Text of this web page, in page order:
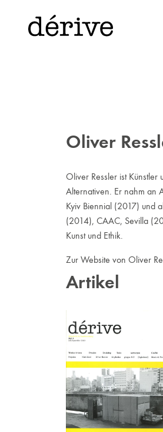
Oliver
Oliver Ressler ist
Alternativen. Er nahm an
Kyiv Biennial (2017) und
(2014), CAAC, Sevilla
Kunst und Ethik.
Zur Website von Oliver
Artikel